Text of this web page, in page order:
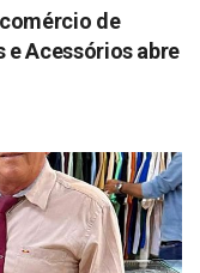
de
e Acessórios abre